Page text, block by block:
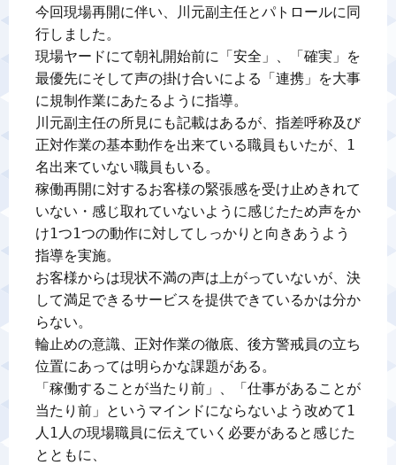
今回現場再開に伴い、川元副主任とパトロールに同
行しました。
現場ヤードにて朝礼開始前に「安全」、「確実」を
最優先にそして声の掛け合いによる「連携」を大事
に規制作業にあたるように指導。
川元副主任の所見にも記載はあるが、指差呼称及び
正対作業の基本動作を出来ている職員もいたが、1
名出来ていない職員もいる。
稼働再開に対するお客様の緊張感を受け止めきれて
いない・感じ取れていないように感じたため声をか
け1つ1つの動作に対してしっかりと向きあうよう
指導を実施。
お客様からは現状不満の声は上がっていないが、決
して満足できるサービスを提供できているかは分か
らない。
輪止めの意識、正対作業の徹底、後方警戒員の立ち
位置にあっては明らかな課題がある。
「稼働することが当たり前」、「仕事があることが
当たり前」というマインドにならないよう改めて1
人1人の現場職員に伝えていく必要があると感じた
とともに、